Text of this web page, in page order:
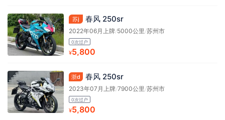
苏j 春风 250sr
2022年06月上牌/5000公里/苏州市
0次过户
¥5,800
浙d 春风 250sr
2023年07月上牌/7900公里/苏州市
0次过户
¥5,800